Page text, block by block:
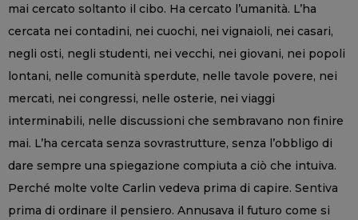
mai cercato soltanto il cibo. Ha cercato l’umanità. L’ha
cercata nei contadini, nei cuochi, nei vignaioli, nei casari,
negli osti, negli studenti, nei vecchi, nei giovani, nei popoli
lontani, nelle comunità sperdute, nelle tavole povere, nei
mercati, nei congressi, nelle osterie, nei viaggi
interminabili, nelle discussioni che sembravano non finire
mai. L’ha cercata senza sovrastrutture, senza l’obbligo di
dare sempre una spiegazione compiuta a ciò che intuiva.
Perché molte volte Carlin vedeva prima di capire. Sentiva
prima di ordinare il pensiero. Annusava il futuro come si